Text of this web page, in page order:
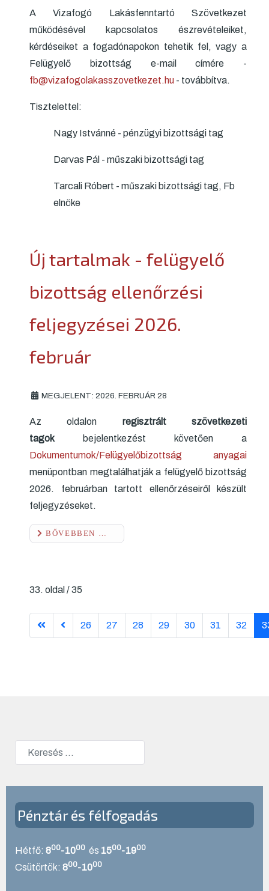
A Vizafogó Lakásfenntartó Szövetkezet
működésével kapcsolatos észrevételeiket,
kérdéseiket a fogadónapokon tehetik fel, vagy a
Felügyelő bizottság e-mail címére -
fb@vizafogolakasszovetkezet.hu - továbbítva.
Tisztelettel:
Nagy Istvánné - pénzügyi bizottsági tag
Darvas Pál - műszaki bizottsági tag
Tarcali Róbert - műszaki bizottsági tag, Fb
elnöke
Új tartalmak - felügyelő
bizottság ellenőrzési
feljegyzései 2026.
február
MEGJELENT: 2026. FEBRUÁR 28
Az oldalon regisztrált szövetkezeti
tagok bejelentkezést követően a
Dokumentumok/Felügyelőbizottság anyagai
menüpontban megtalálhatják a felügyelő bizottság
2026. februárban tartott ellenőrzéseiről készült
feljegyzéseket.
BŐVEBBEN …
33. oldal / 35
26 27 28 29 30 31 32
Keresés
Pénztár és félfogadás
Hétfő: 800-1000 és 1500-1900
Csütörtök: 800-1000